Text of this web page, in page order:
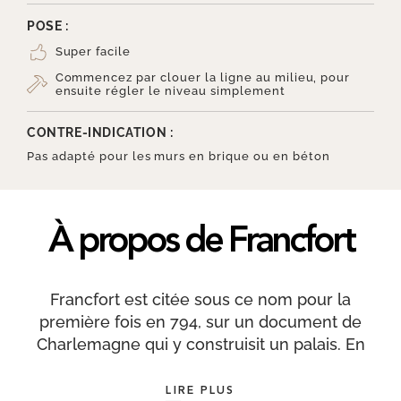
POSE :
Super facile
Commencez par clouer la ligne au milieu, pour
ensuite régler le niveau simplement
CONTRE-INDICATION :
Pas adapté pour les murs en brique ou en béton
À propos de Francfort
Francfort est citée sous ce nom pour la
première fois en 794, sur un document de
Charlemagne qui y construisit un palais. En
Parfois surnommée le Manhattan européen en
LIRE PLUS